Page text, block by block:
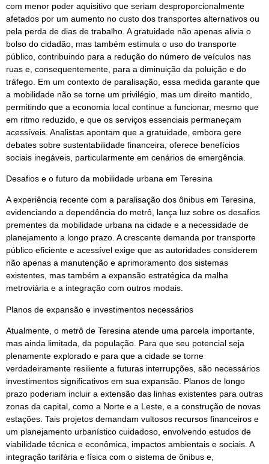
com menor poder aquisitivo que seriam desproporcionalmente
afetados por um aumento no custo dos transportes alternativos ou
pela perda de dias de trabalho. A gratuidade não apenas alivia o
bolso do cidadão, mas também estimula o uso do transporte
público, contribuindo para a redução do número de veículos nas
ruas e, consequentemente, para a diminuição da poluição e do
tráfego. Em um contexto de paralisação, essa medida garante que
a mobilidade não se torne um privilégio, mas um direito mantido,
permitindo que a economia local continue a funcionar, mesmo que
em ritmo reduzido, e que os serviços essenciais permaneçam
acessíveis. Analistas apontam que a gratuidade, embora gere
debates sobre sustentabilidade financeira, oferece benefícios
sociais inegáveis, particularmente em cenários de emergência.
Desafios e o futuro da mobilidade urbana em Teresina
A experiência recente com a paralisação dos ônibus em Teresina,
evidenciando a dependência do metrô, lança luz sobre os desafios
prementes da mobilidade urbana na cidade e a necessidade de
planejamento a longo prazo. A crescente demanda por transporte
público eficiente e acessível exige que as autoridades considerem
não apenas a manutenção e aprimoramento dos sistemas
existentes, mas também a expansão estratégica da malha
metroviária e a integração com outros modais.
Planos de expansão e investimentos necessários
Atualmente, o metrô de Teresina atende uma parcela importante,
mas ainda limitada, da população. Para que seu potencial seja
plenamente explorado e para que a cidade se torne
verdadeiramente resiliente a futuras interrupções, são necessários
investimentos significativos em sua expansão. Planos de longo
prazo poderiam incluir a extensão das linhas existentes para outras
zonas da capital, como a Norte e a Leste, e a construção de novas
estações. Tais projetos demandam vultosos recursos financeiros e
um planejamento urbanístico cuidadoso, envolvendo estudos de
viabilidade técnica e econômica, impactos ambientais e sociais. A
integração tarifária e física com o sistema de ônibus e,